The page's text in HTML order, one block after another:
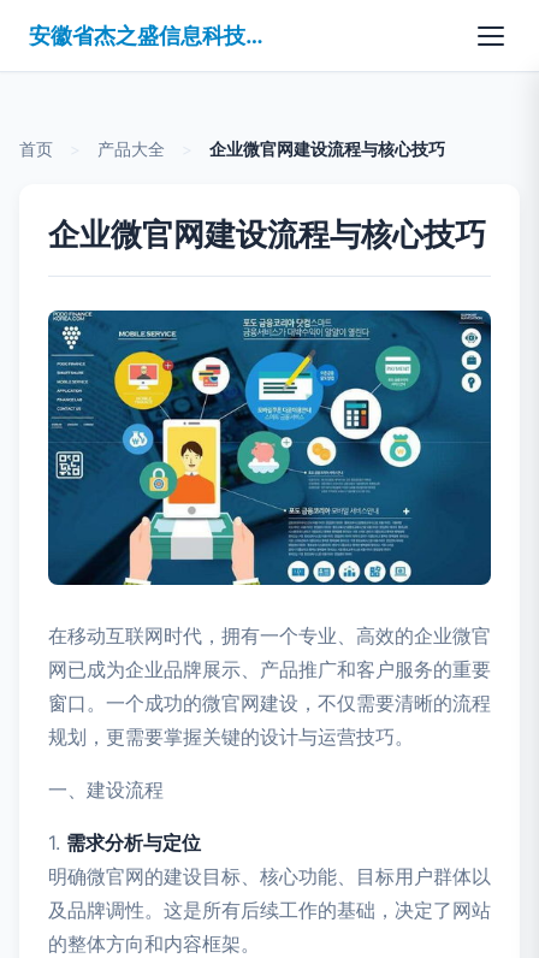
安徽省杰之盛信息科技有限公司
首页 产品大全 企业微官网建设流程与核心技巧
企业微官网建设流程与核心技巧
在移动互联网时代，拥有一个专业、高效的企业微官
网已成为企业品牌展示、产品推广和客户服务的重要
窗口。一个成功的微官网建设，不仅需要清晰的流程
规划，更需要掌握关键的设计与运营技巧。
一、建设流程
1. 需求分析与定位
明确微官网的建设目标、核心功能、目标用户群体以
及品牌调性。这是所有后续工作的基础，决定了网站
的整体方向和内容框架。